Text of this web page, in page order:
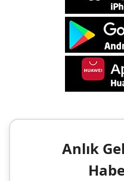
Anlık